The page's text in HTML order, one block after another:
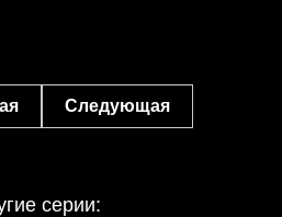
Следующая
серии: